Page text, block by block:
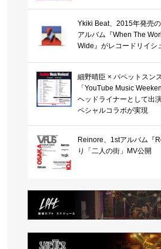
Ykiki Beat、2015年発売
アルバム『When The
Wide』がレコードリイシ
細野晴臣 × パペットスン
「YouTube Music
ヘッドライナーとして出
ペシャルコラボが実現
Reinore、1stアルバム『
り「二人の街」MV公開